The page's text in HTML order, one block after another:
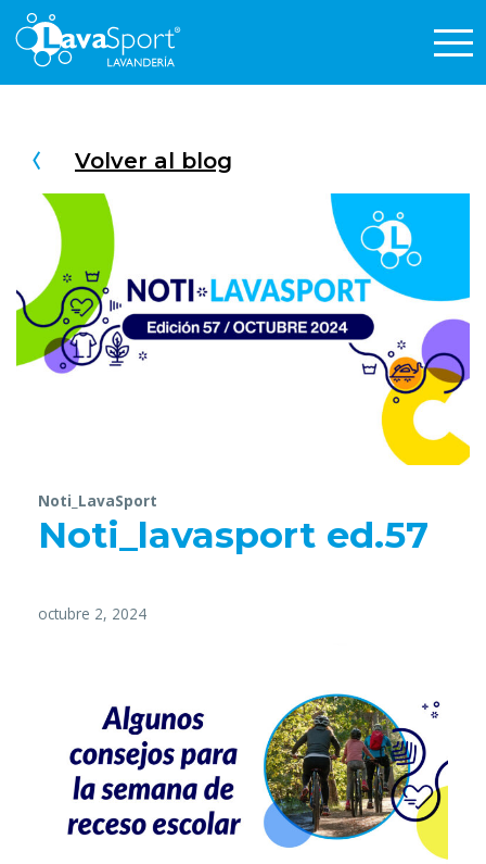
Volver al blog
Noti_LavaSport
Noti_lavasport ed.57
octubre 2, 2024